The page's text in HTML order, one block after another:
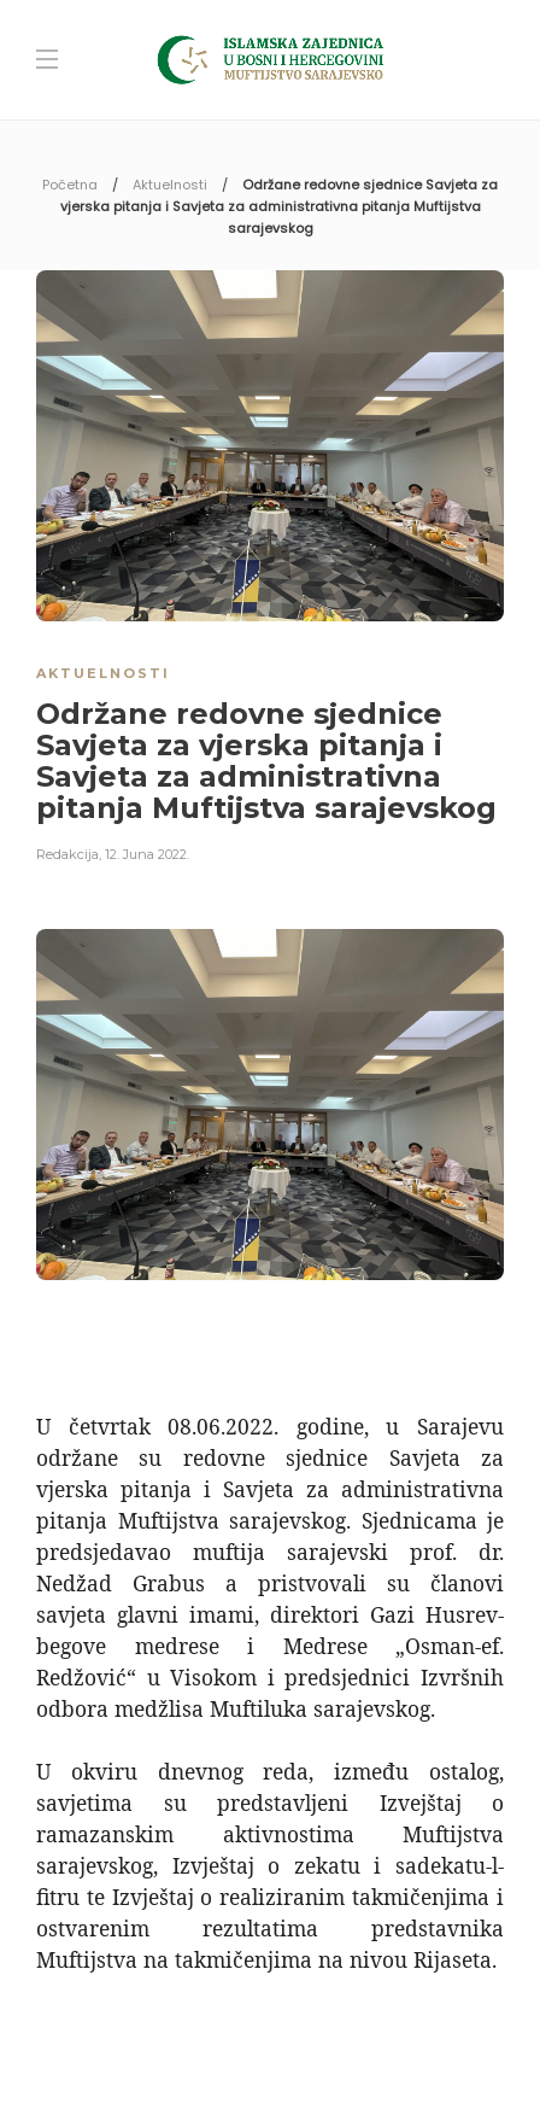
Početna Aktuelnosti
Održane redovne sjednice Savjeta za
vjerska pitanja i Savjeta za administrativna pitanja Muftijstva
sarajevskog
AKTUELNOSTI
Održane redovne sjednice
Savjeta za vjerska pitanja i
Savjeta za administrativna
pitanja Muftijstva sarajevskog
Redakcija, 12. Juna 2022.
U četvrtak 08.06.2022. godine, u Sarajevu
održane su redovne sjednice Savjeta za
vjerska pitanja i Savjeta za administrativna
pitanja Muftijstva sarajevskog. Sjednicama je
predsjedavao muftija sarajevski prof. dr.
Nedžad Grabus a pristvovali su članovi
savjeta glavni imami, direktori Gazi Husrev-
begove medrese i Medrese „Osman-ef.
Redžović“ u Visokom i predsjednici Izvršnih
odbora medžlisa Muftiluka sarajevskog.
U okviru dnevnog reda, između ostalog,
savjetima su predstavljeni Izvejštaj o
ramazanskim aktivnostima Muftijstva
sarajevskog, Izvještaj o zekatu i sadekatu-l-
fitru te Izvještaj o realiziranim takmičenjima i
ostvarenim rezultatima predstavnika
Muftijstva na takmičenjima na nivou Rijaseta.